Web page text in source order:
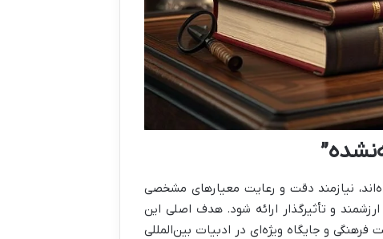
نیازمند دقت و رعایت معیارهای مشخصی
و تأثیرگذار ارائه شود. هدف اصلی این
و جایگاه ویژه‌ای در ادبیات بین‌المللی